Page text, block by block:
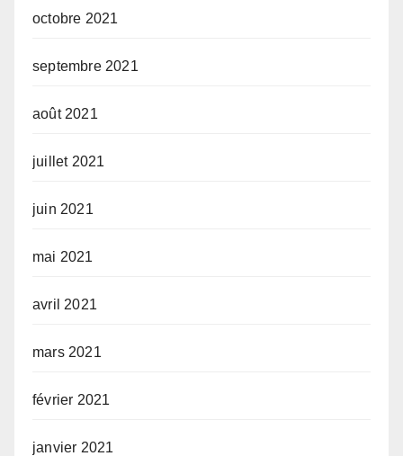
octobre 2021
septembre 2021
août 2021
juillet 2021
juin 2021
mai 2021
avril 2021
mars 2021
février 2021
janvier 2021